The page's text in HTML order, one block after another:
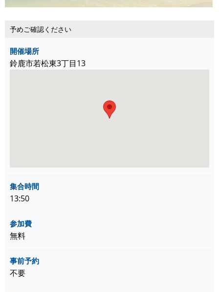
予めご確認ください
開催場所
鈴鹿市若松東3丁目13
集合時間
13:50
参加費
無料
事前予約
不要